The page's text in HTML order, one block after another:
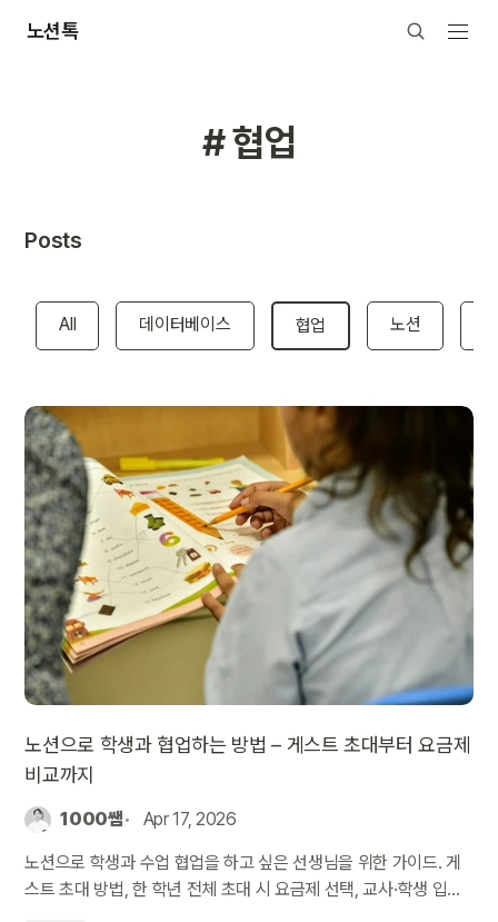
노션톡
# 협업
Posts
All 데이터베이스 협업 노션
노션으로 학생과 협업하는 방법 – 게스트 초대부터 요금제
비교까지
1000쌤 Apr 17, 2026
노션으로 학생과 수업 협업을 하고 싶은 선생님을 위한 가이드. 게
스트 초대 방법, 한 학년 전체 초대 시 요금제 선택, 교사·학생 입장